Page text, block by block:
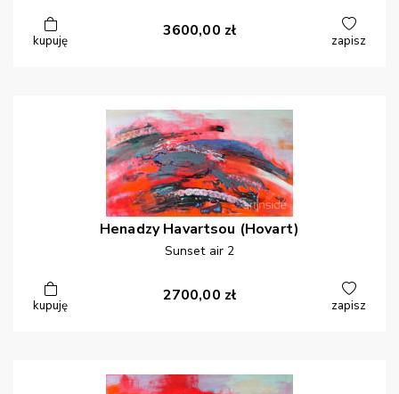
kupuję
3600,00 zł
zapisz
Henadzy Havartsou (Hovart)
Sunset air 2
kupuję
2700,00 zł
zapisz